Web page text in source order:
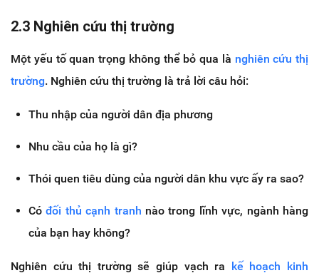
2.3 Nghiên cứu thị trường
Một yếu tố quan trọng không thể bỏ qua là nghiên cứu thị
trường. Nghiên cứu thị trường là trả lời câu hỏi:
Thu nhập của người dân địa phương
Nhu cầu của họ là gì?
Thói quen tiêu dùng của người dân khu vực ấy ra sao?
Cóđối thủ cạnh tranh nào trong lĩnh vực, ngành hàng
của bạn hay không?
Nghiên cứu thị trường sẽ giúp vạch ra
kế hoạch kinh